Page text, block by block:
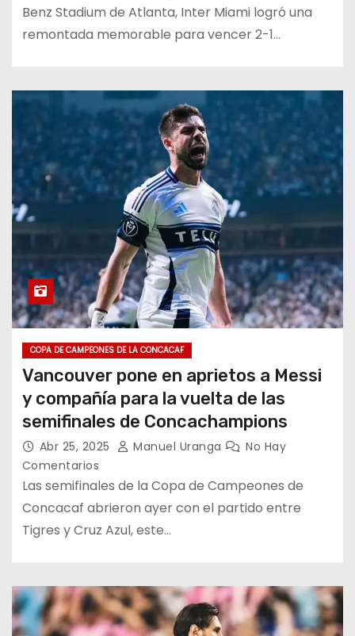
Benz Stadium de Atlanta, Inter Miami logró una
remontada memorable para vencer 2-1…
COPA DE CAMPEONES DE LA CONCACAF
Vancouver pone en aprietos a Messi
y compañía para la vuelta de las
semifinales de Concachampions
Abr 25, 2025 Manuel Uranga
No Hay
Comentarios
Las semifinales de la Copa de Campeones de
Concacaf abrieron ayer con el partido entre
Tigres y Cruz Azul, este…